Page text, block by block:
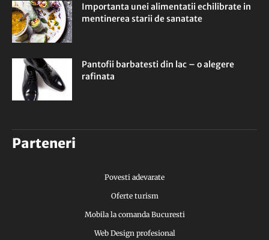
Importanta unei alimentatii echilibrate in
mentinerea starii de sanatate
Pantofii barbatesti din lac – o alegere
rafinata
Parteneri
Povesti adevarate
Oferte turism
Mobila la comanda Bucuresti
Web Design profesional